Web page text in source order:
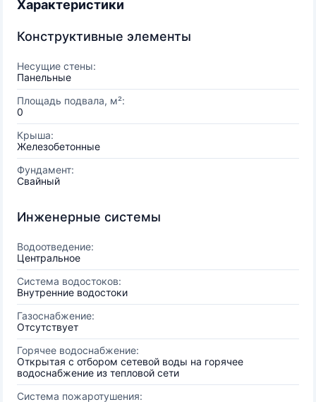
Характеристики
Конструктивные элементы
Несущие стены:
Панельные
Площадь подвала, м²:
0
Крыша:
Железобетонные
Фундамент:
Свайный
Инженерные системы
Водоотведение:
Центральное
Система водостоков:
Внутренние водостоки
Газоснабжение:
Отсутствует
Горячее водоснабжение:
Открытая с отбором сетевой воды на горячее
водоснабжение из тепловой сети
Система пожаротушения: